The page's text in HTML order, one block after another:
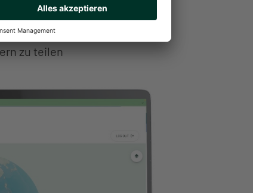
Reporting und strategische
auch, ihre Fortschritte
zu teilen